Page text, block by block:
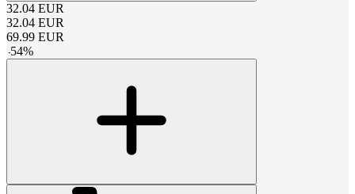
32.04 EUR
32.04 EUR
69.99 EUR
-54%